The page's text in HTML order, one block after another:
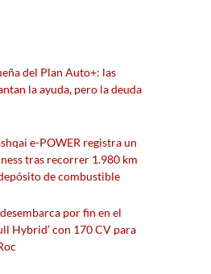
del Plan Auto+: las
la ayuda, pero la deuda
e-POWER registra un
tras recorrer 1.980 km
de combustible
por fin en el
Hybrid’ con 170 CV para